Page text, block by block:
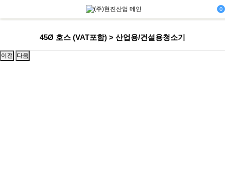
0
45Ø 호스 (VAT포함) > 산업용/건설용청소기
이전 다음